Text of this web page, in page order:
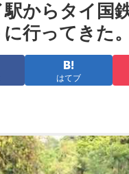
からタイ国
行ってきた。
はてブ